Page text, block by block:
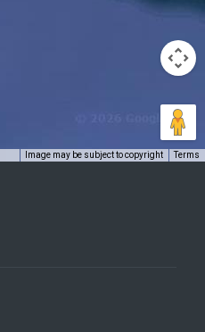
Image may be subject to copyright Terms